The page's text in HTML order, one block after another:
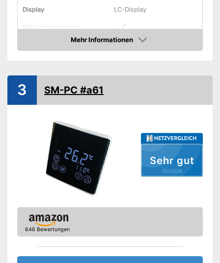
Display
LC-Display
Wochenprogramm
Frostschutzsicherung
Mehr Informationen
Amazon
Sehr gut
05/2026
3 SM-PC #a61
646 Bewertungen